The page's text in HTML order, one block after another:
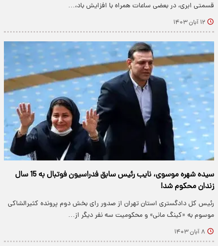
قسمتی ابری، در بعضی ساعات همراه با افزایش باد،…
۱۲ آبان ۱۴۰۳
سیده شهره موسوی، نایب رئیس سابق فدراسیون فوتبال به 15 سال
زندان محکوم شد!
رئیس کل دادگستری استان تهران از صدور رای بخش دوم پرونده کثیرالشاکی
موسوم به «کینگ مانی» و محکومیت سه نفر دیگر از…
۸ آبان ۱۴۰۳